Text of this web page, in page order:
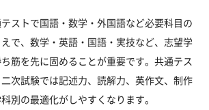
ストで国語・数学・外国語など必要科目の
で、数学・英語・国語・実技など、志望学
筋を先に固めることが重要です。共通テス
次試験では記述力、読解力、英作文、制作
別の最適化がしやすくなります。